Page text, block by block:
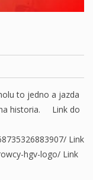
to jedno a jazda
historia. Link do
Link
hgv-logo/ Link